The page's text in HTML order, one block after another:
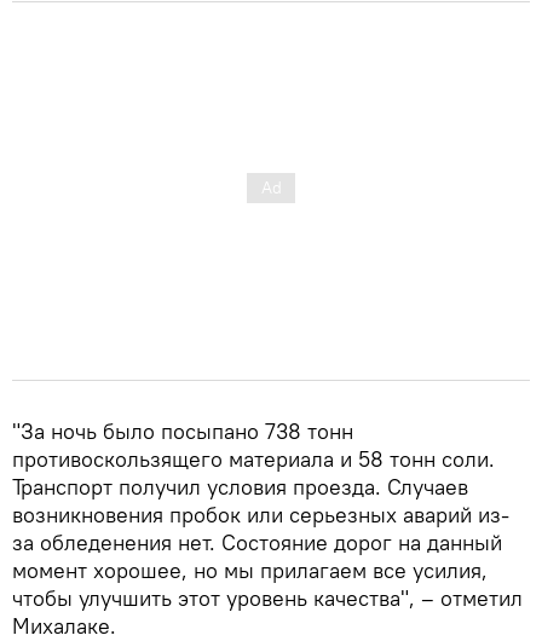
"За ночь было посыпано 738 тонн
противоскользящего материала и 58 тонн соли.
Транспорт получил условия проезда. Случаев
возникновения пробок или серьезных аварий из-
за обледенения нет. Состояние дорог на данный
момент хорошее, но мы прилагаем все усилия,
чтобы улучшить этот уровень качества", – отметил
Михалаке.